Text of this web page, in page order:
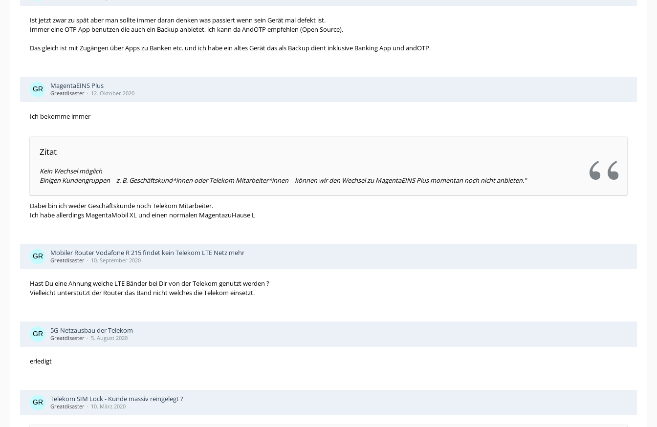
Ist jetzt zwar zu spät aber man sollte immer daran denken was passiert wenn sein Gerät mal defekt ist.
Immer eine OTP App benutzen die auch ein Backup anbietet, ich kann da AndOTP empfehlen (Open Source).
Das gleich ist mit Zugängen über Apps zu Banken etc. und ich habe ein altes Gerät das als Backup dient inklusive Banking App und andOTP.
MagentaEINS Plus
Greatdisaster 12. Oktober 2020
Ich bekomme immer
Zitat
Kein Wechsel möglich
Einigen Kundengruppen – z. B. Geschäftskund*innen oder Telekom Mitarbeiter*innen – können wir den Wechsel zu MagentaEINS Plus momentan noch nicht anbieten."
Dabei bin ich weder Geschäftskunde noch Telekom Mitarbeiter.
Ich habe allerdings MagentaMobil XL und einen normalen MagentazuHause L
Mobiler Router Vodafone R 215 findet kein Telekom LTE Netz mehr
Greatdisaster 10. September 2020
Hast Du eine Ahnung welche LTE Bänder bei Dir von der Telekom genutzt werden ?
Vielleicht unterstützt der Router das Band nicht welches die Telekom einsetzt.
5G-Netzausbau der Telekom
Greatdisaster 5. August 2020
erledigt
Telekom SIM Lock - Kunde massiv reingelegt ?
Greatdisaster 10. März 2020